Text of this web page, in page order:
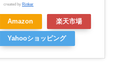
created by Rinker
Amazon 楽天市場
Yahooショッピング